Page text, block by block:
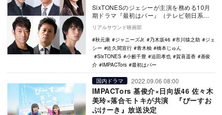
SixTONESのジェシーが主演を務める10月
期ドラマ『最初はパー』（テレビ朝日系）
の追加キャストとして、小籔千豊、賀喜遥
香（乃…
リアルサウンド映画部
秋元康
ジャニーズJr. 乃木坂46 市川猿之助
ジェ
シー
佐久間宣行 青木柚
橋本じゅん
SixTONES
小籔千豊 迫田孝也 賀喜遥香
基俊
介
IMPACTors 最初はパー
国内ドラマ 2022.09.06 08:00
IMPACTors 基俊介×日向坂46 佐々木
美玲×落合モトキが共演 『ぴーすお
ぶけーき』放送決定